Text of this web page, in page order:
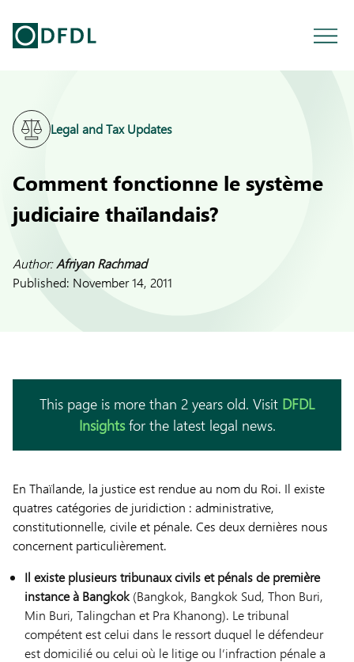
Legal and Tax Updates
Comment fonctionne le système
judiciaire thaïlandais?
Author:Afriyan Rachmad
Published: November 14, 2011
This page is more than 2 years old. Visit DFDL
Insightsfor the latest legal news.
En Thaïlande, la justice est rendue au nom du Roi. Il existe
quatres catégories de juridiction : administrative,
constitutionnelle, civile et pénale. Ces deux dernières nous
concernent particulièrement.
Il existe plusieurs tribunaux civils et pénals de première
instance à Bangkok (Bangkok, Bangkok Sud, Thon Buri,
Min Buri, Talingchan et Pra Khanong). Le tribunal
compétent est celui dans le ressort duquel le défendeur
est domicilié ou celui où le litige ou l’infraction pénale a